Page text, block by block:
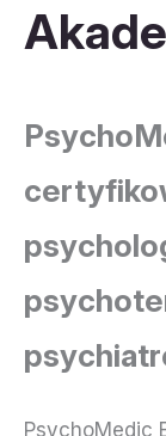
PsychoMedic